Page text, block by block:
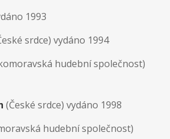
1993
srdce) vydáno 1994
hudební společnost)
(České srdce) vydáno 1998
hudební společnost)